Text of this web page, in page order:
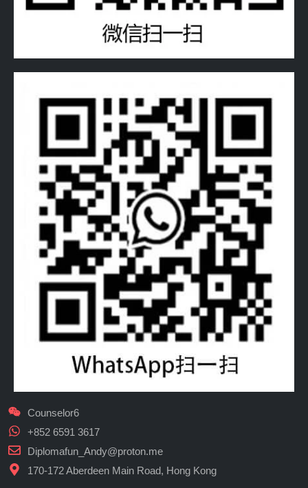
Counselor6
+852 6591 3617
Diplomafun_Andy@proton.me
170-172 Aberdeen Main Road, Hong Kong